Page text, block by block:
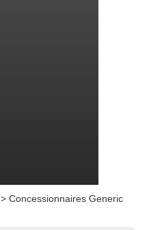
> Concessionnaires Generic